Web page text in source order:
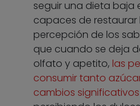
seguir una dieta baja
capaces de restaurar
percepción de los
que cuando se deja
olfato y apetito, las
consumir tanto
cambios